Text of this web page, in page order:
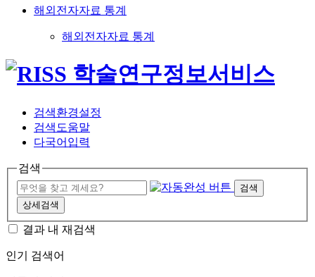
해외전자자료 통계
해외전자자료 통계
검색환경설정
검색도움말
다국어입력
검색
검색
상세검색
결과 내 재검색
인기 검색어